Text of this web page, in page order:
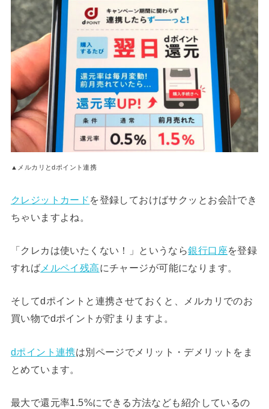
▲メルカリとdポイント連携
クレジットカード を登録しておけばサクッとお会計でき
ちゃいますよね。
「クレカは使いたくない！」というなら銀行口座を登録
すれば メルペイ残高にチャージが可能になります。
そしてdポイントと連携させておくと、メルカリでのお
買い物でdポイントが貯まりますよ。
dポイント連携は別ページでメリット・デメリットをま
とめています。
最大で還元率1.5%にできる方法なども紹介しているの